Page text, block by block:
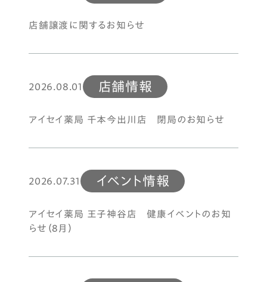
店舗譲渡に関するお知らせ
2026.08.01 店舗情報
アイセイ薬局 千本今出川店 閉局のお知らせ
2026.07.31 イベント情報
アイセイ薬局 王子神谷店 健康イベントのお知
らせ（8月）